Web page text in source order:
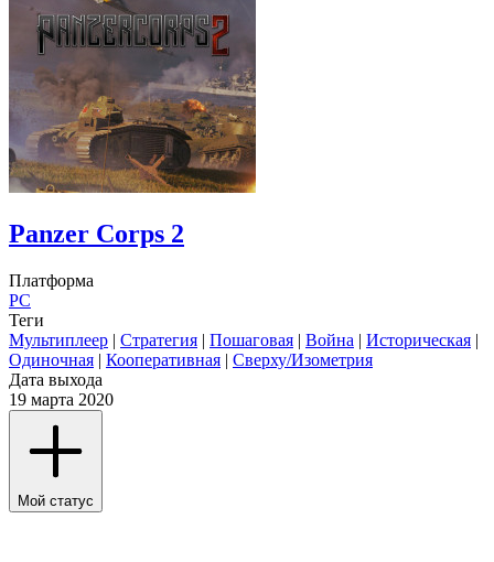
Panzer Corps 2
Платформа
PC
Теги
Мультиплеер | Стратегия | Пошаговая | Война | Историческая |
Одиночная | Кооперативная | Сверху/Изометрия
Дата выхода
19 марта 2020
Мой статус